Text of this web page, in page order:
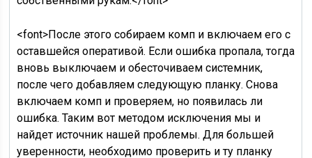
<font>После этого собираем комп и включаем его с
оставшейся оперативой. Если ошибка пропала, тогда
вновь выключаем и обесточиваем системник,
после чего добавляем следующую планку. Снова
включаем комп и проверяем, но появилась ли
ошибка. Таким вот методом исключения мы и
найдет источник нашей проблемы. Для большей
уверенности, необходимо проверить и ту планку